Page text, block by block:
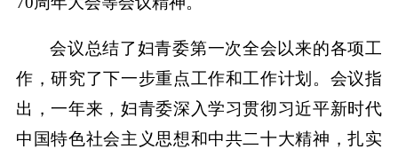
会议总结了妇青委第一次全会以来的各项工
作，研究了下一步重点工作和工作计划。会议指
出，一年来，妇青委深入学习贯彻习近平新时代
中国特色社会主义思想和中共二十大精神，扎实